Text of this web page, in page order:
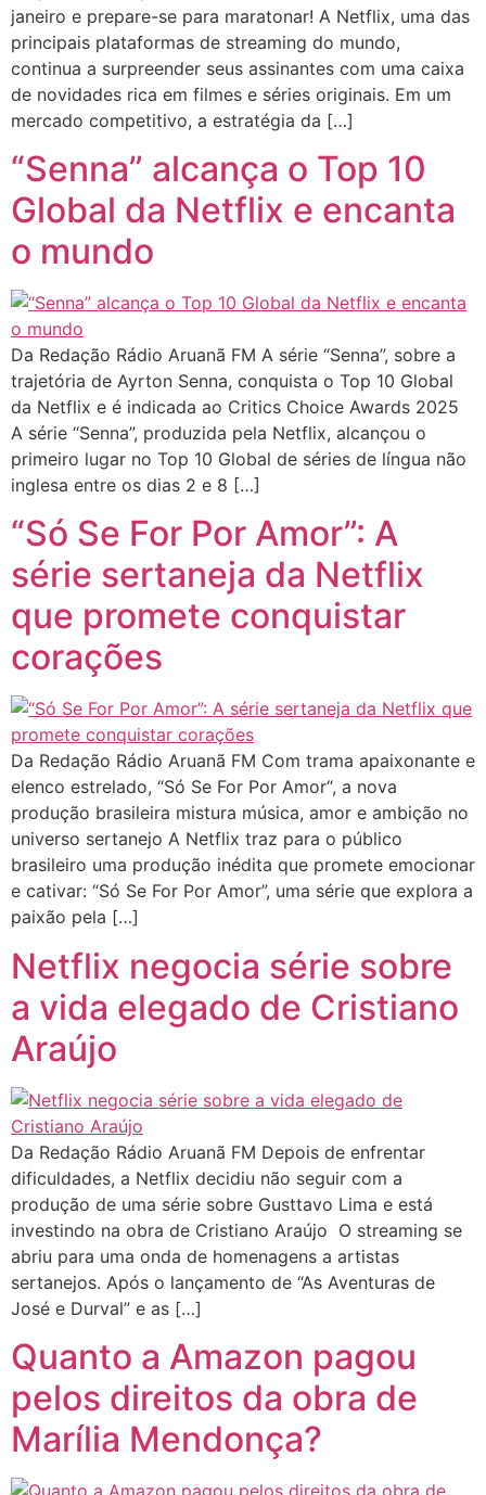
janeiro e prepare-se para maratonar! A Netflix, uma das
principais plataformas de streaming do mundo,
continua a surpreender seus assinantes com uma caixa
de novidades rica em filmes e séries originais. Em um
mercado competitivo, a estratégia da […]
“Senna” alcança o Top 10
Global da Netflix e encanta
o mundo
Da Redação Rádio Aruanã FM A série “Senna”, sobre a
trajetória de Ayrton Senna, conquista o Top 10 Global
da Netflix e é indicada ao Critics Choice Awards 2025
A série “Senna”, produzida pela Netflix, alcançou o
primeiro lugar no Top 10 Global de séries de língua não
inglesa entre os dias 2 e 8 […]
“Só Se For Por Amor”: A
série sertaneja da Netflix
que promete conquistar
corações
Da Redação Rádio Aruanã FM Com trama apaixonante e
elenco estrelado, “Só Se For Por Amor“, a nova
produção brasileira mistura música, amor e ambição no
universo sertanejo A Netflix traz para o público
brasileiro uma produção inédita que promete emocionar
e cativar: “Só Se For Por Amor”, uma série que explora a
paixão pela […]
Netflix negocia série sobre
a vida elegado de Cristiano
Araújo
Da Redação Rádio Aruanã FM Depois de enfrentar
dificuldades, a Netflix decidiu não seguir com a
produção de uma série sobre Gusttavo Lima e está
investindo na obra de Cristiano Araújo O streaming se
abriu para uma onda de homenagens a artistas
sertanejos. Após o lançamento de “As Aventuras de
José e Durval” e as […]
Quanto a Amazon pagou
pelos direitos da obra de
Marília Mendonça?